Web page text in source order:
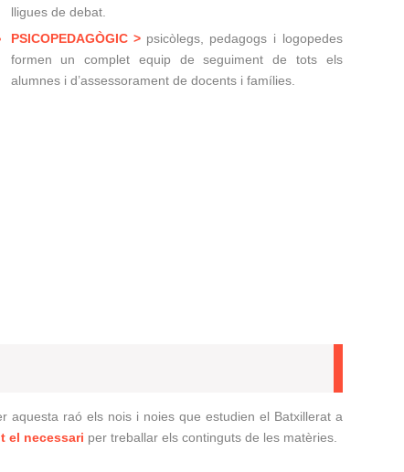
lligues de debat.
PSICOPEDAGÒGIC > psicòlegs, pedagogs i logopedes
formen un complet equip de seguiment de tots els
alumnes i d’assessorament de docents i famílies.
aquesta raó els nois i noies que estudien el Batxillerat a
el necessari per treballar els continguts de les matèries.